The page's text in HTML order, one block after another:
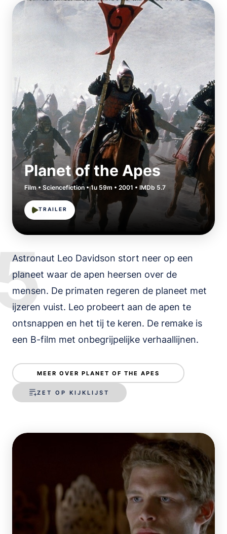
Planet of the Apes
Film • Sciencefiction • 1u 59m • 2001 • IMDb 5.7
TRAILER
Astronaut Leo Davidson stort neer op een
planeet waar de apen heersen over de
mensen. De primaten regeren de planeet met
ijzeren vuist. Leo probeert aan de apen te
ontsnappen en het tij te keren. De remake is
een B-film met onbegrijpelijke verhaallijnen.
MEER OVER PLANET OF THE APES
ZET OP KIJKLIJST